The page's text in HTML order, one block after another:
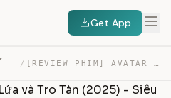
Get App
/ [REVIEW PHIM] AVATAR 3: LỬA VÀ TRO TÀN (2025) – SIÊU BO… — TRANSCRIPT
và Tro Tàn (2025) - Siêu